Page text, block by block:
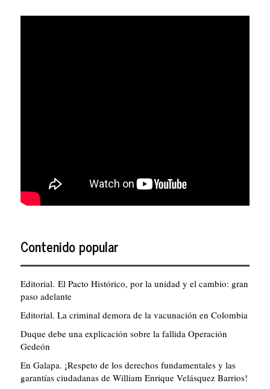
Contenido popular
Editorial. El Pacto Histórico, por la unidad y el cambio: gran
paso adelante
Editorial. La criminal demora de la vacunación en Colombia
Duque debe una explicación sobre la fallida Operación
Gedeón
En Galapa. ¡Respeto de los derechos fundamentales y las
garantías ciudadanas de William Enrique Velásquez Barrios!